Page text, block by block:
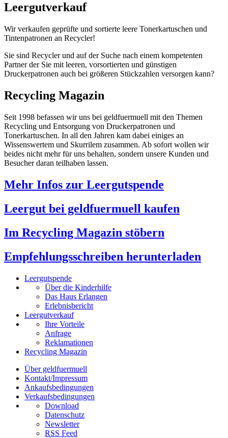
Leergutverkauf
Wir verkaufen geprüfte und sortierte leere Tonerkartuschen und
Tintenpatronen an Recycler!
Sie sind Recycler und auf der Suche nach einem kompetenten
Partner der Sie mit leeren, vorsortierten und günstigen
Druckerpatronen auch bei größeren Stückzahlen versorgen kann?
Recycling Magazin
Seit 1998 befassen wir uns bei geldfuermuell mit den Themen
Recycling und Entsorgung von Druckerpatronen und
Tonerkartuschen. In all den Jahren kam dabei einiges an
Wissenswertem und Skurrilem zusammen. Ab sofort wollen wir
beides nicht mehr für uns behalten, sondern unsere Kunden und
Besucher daran teilhaben lassen.
Mehr Infos zur Leergutspende
Leergut bei geldfuermuell kaufen
Im Recycling Magazin stöbern
Empfehlungsschreiben herunterladen
Leergutspende
Über die Kinderhilfe
Das Haus Erlangen
Erlebnisbericht
Leergutverkauf
Ihre Vorteile
Anfrage
Reklamationen
Recycling Magazin
Über geldfuermuell
Kontakt/Impressum
Ankaufsbedingungen
Verkaufsbedingungen
Download
Datenschutz
Newsletter
RSS Feed